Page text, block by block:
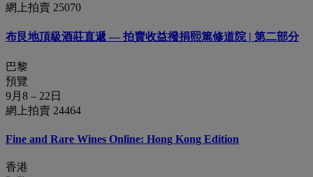
網上拍賣 25070
布艮地頂級酒莊直遞 — 拍賣收益撥捐熙篤修道院 | 第二部分
巴黎
預覽
9月8 – 22日
網上拍賣 24464
Fine and Rare Wines Online: Hong Kong Edition
香港